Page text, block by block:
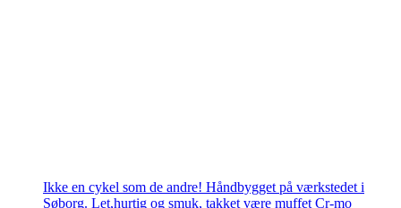
Ikke en cykel som de andre! Håndbygget på værkstedet i
Søborg. Let,hurtig og smuk, takket være muffet Cr-mo